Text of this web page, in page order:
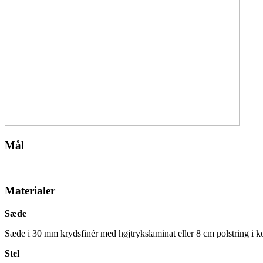
Mål
Materialer
Sæde
Sæde i 30 mm krydsfinér med højtrykslaminat eller 8 cm polstring i
Stel